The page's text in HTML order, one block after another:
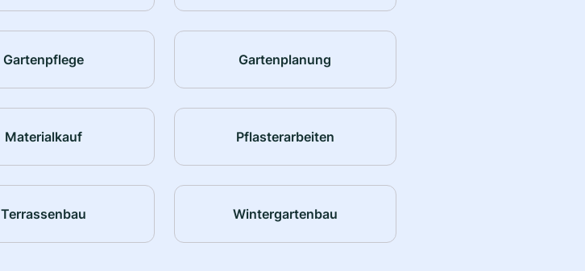
Gartenpflege Gartenplanung
Materialkauf Pflasterarbeiten
Terrassenbau Wintergartenbau